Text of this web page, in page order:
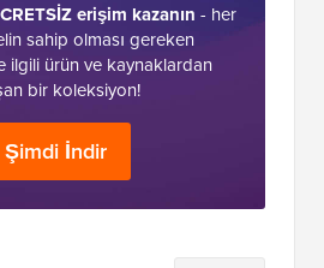
erişim kazanın - her
sahip olması gereken
ilgili ürün ve kaynaklardan
bir koleksiyon!
Şimdi İndir